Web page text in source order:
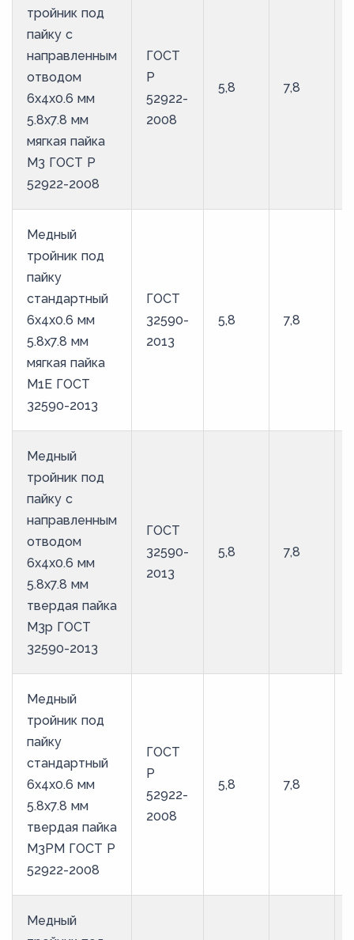
тройник под
пайку с
направленным
отводом
6х4х0.6 мм
5.8х7.8 мм
мягкая пайка
М3 ГОСТ Р
52922-2008
ГОСТ
Р
52922-
2008
5,8 7,8
Медный
тройник под
пайку
стандартный
6х4х0.6 мм
5.8х7.8 мм
мягкая пайка
М1Е ГОСТ
32590-2013
ГОСТ
32590-
2013
5,8 7,8
Медный
тройник под
пайку с
направленным
отводом
6х4х0.6 мм
5.8х7.8 мм
твердая пайка
М3р ГОСТ
32590-2013
ГОСТ
32590-
2013
5,8 7,8
Медный
тройник под
пайку
стандартный
6х4х0.6 мм
5.8х7.8 мм
твердая пайка
М3РМ ГОСТ Р
52922-2008
ГОСТ
Р
52922-
2008
5,8 7,8
Медный